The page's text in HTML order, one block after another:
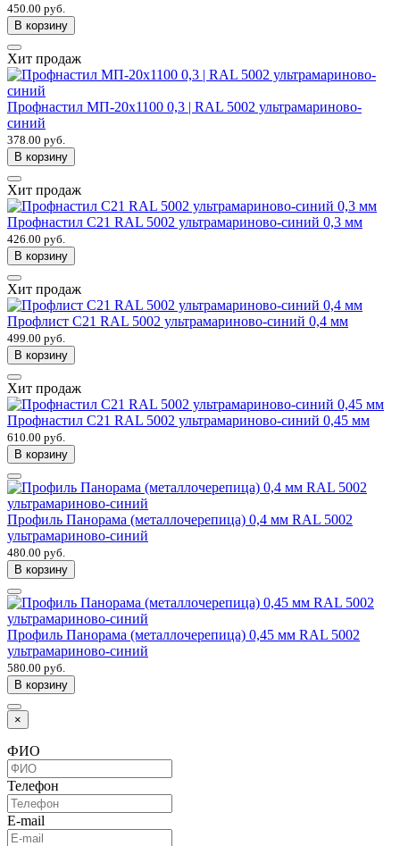
450.00 руб.
В корзину
Хит продаж
Профнастил МП-20х1100 0,3 | RAL 5002 ультрамариново-
синий
378.00 руб.
В корзину
Хит продаж
Профнастил С21 RAL 5002 ультрамариново-синий 0,3 мм
426.00 руб.
В корзину
Хит продаж
Профлист С21 RAL 5002 ультрамариново-синий 0,4 мм
499.00 руб.
В корзину
Хит продаж
Профнастил С21 RAL 5002 ультрамариново-синий 0,45 мм
610.00 руб.
В корзину
Профиль Панорама (металлочерепица) 0,4 мм RAL 5002
ультрамариново-синий
480.00 руб.
В корзину
Профиль Панорама (металлочерепица) 0,45 мм RAL 5002
ультрамариново-синий
580.00 руб.
В корзину
×
ФИО
Телефон
E-mail